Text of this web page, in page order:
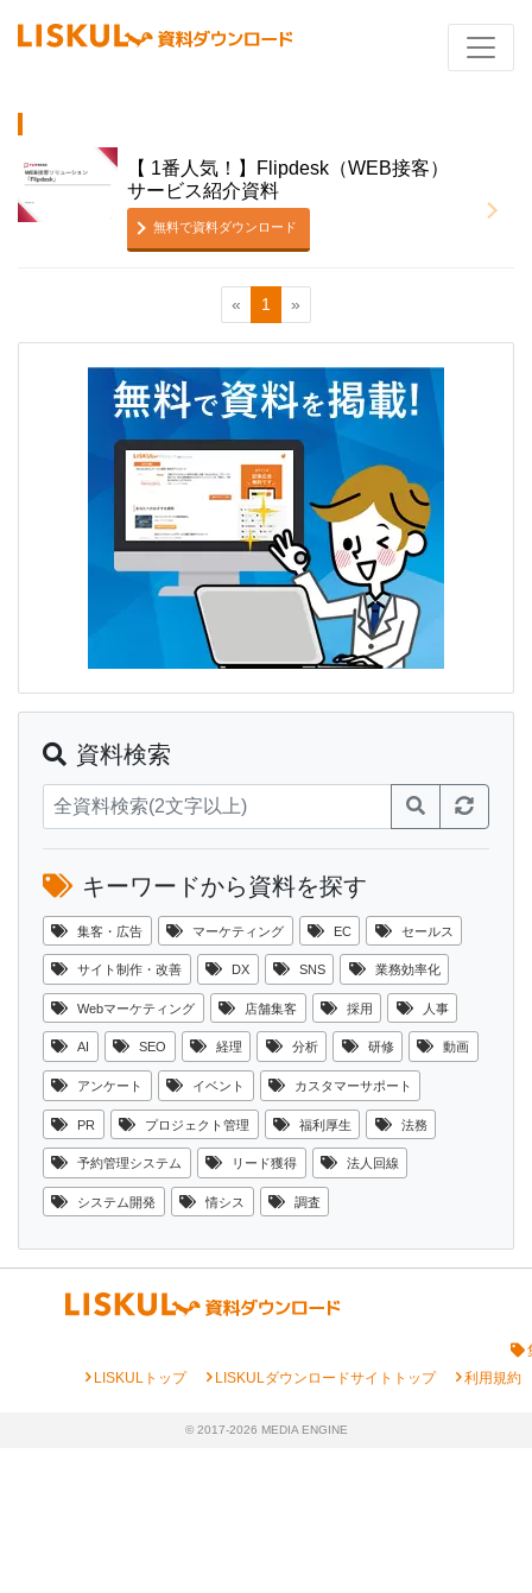
【 1番人気！】Flipdesk（WEB接客）
サービス紹介資料
無料で資料ダウンロード
« 1 »
資料検索
キーワードから資料を探す
集客・広告 マーケティング EC セールス
サイト制作・改善 DX SNS 業務効率化
Webマーケティング 店舗集客 採用 人事
AI SEO 経理 分析 研修 動画
アンケート イベント カスタマーサポート
PR プロジェクト管理 福利厚生 法務
予約管理システム リード獲得 法人回線
システム開発 情シス 調査
chevron_rightLISKULトップ chevron_rightLISKULダウンロードサイトトップ chevron_right利用規約
© 2017-2026 MEDIA ENGINE